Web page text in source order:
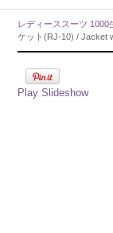
レディーススーツ 1000
ケット(RJ-10) / Jacket
Play Slideshow